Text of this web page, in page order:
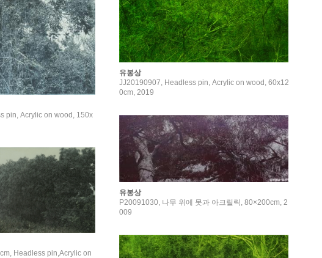
pin, Acrylic on wood, 150x
유봉상
JJ20190907, Headless pin, Acrylic on wood, 60x12
0cm, 2019
유봉상
P20091030, 나무 위에 못과 아크릴릭, 80×200cm, 2
009
Headless pin,Acrylic on